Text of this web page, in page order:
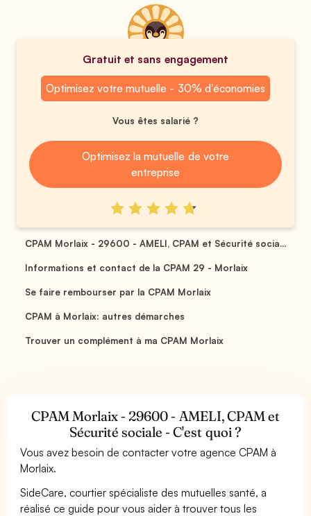
Gratuit et sans engagement
Optimisez votre mutuelle - 30% d'économies
Vous êtes salarié ?
Optimisez la mutuelle de votre
entreprise
CPAM Morlaix - 29600 - AMELI, CPAM et Sécurité socia...
Informations et contact de la CPAM 29 - Morlaix
Se faire rembourser par la CPAM Morlaix
CPAM à Morlaix: autres démarches
Trouver un complément à ma CPAM Morlaix
CPAM Morlaix - 29600 - AMELI, CPAM et
Sécurité sociale - C'est quoi ?
Vous avez besoin de contacter votre agence CPAM à
Morlaix.
SideCare, courtier spécialiste des mutuelles santé, a
réalisé ce guide pour vous aider à trouver tous les